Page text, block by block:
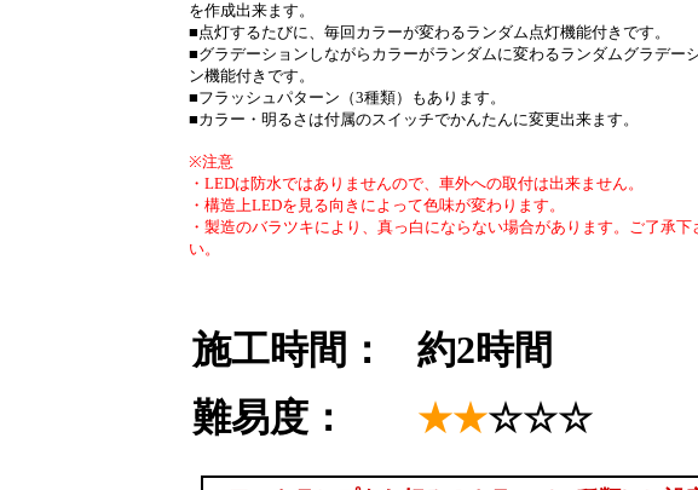
を作成出来ます。
■点灯するたびに、毎回カラーが変わるランダム点灯機能付きです。
■グラデーションしながらカラーがランダムに変わるランダムグラデー
ン機能付きです。
■フラッシュパターン（3種類）もあります。
■カラー・明るさは付属のスイッチでかんたんに変更出来ます。
※注意
・LEDは防水ではありませんので、車外への取付は出来ません。
・構造上LEDを見る向きによって色味が変わります。
・製造のバラツキにより、真っ白にならない場合があります。ご了承下
い。
施工時間：
約2時間
難易度：
★★☆☆☆